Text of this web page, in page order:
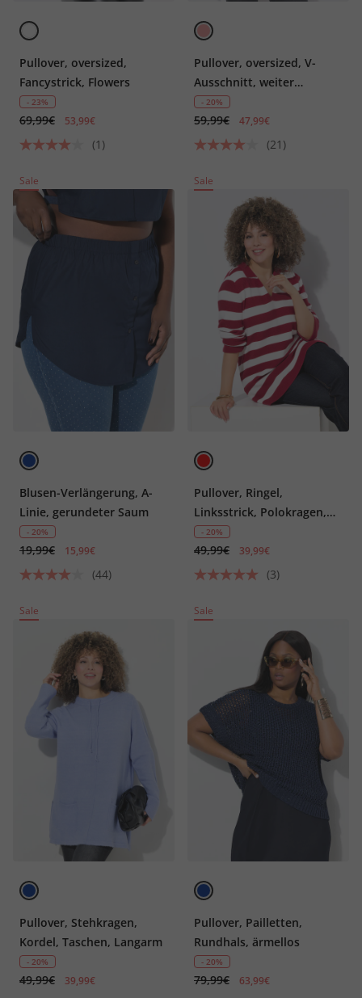
Pullover, oversized,
Fancystrick, Flowers
- 23%
69,99€ 53,99€
(1)
Pullover, oversized, V-
Ausschnitt, weiter
Langarm
- 20%
59,99€ 47,99€
(21)
Sale
Blusen-Verlängerung, A-
Linie, gerundeter Saum
- 20%
19,99€ 15,99€
(44)
Sale
Pullover, Ringel,
Linksstrick, Polokragen,
Langarm
- 20%
49,99€ 39,99€
(3)
Sale
Pullover, Stehkragen,
Kordel, Taschen, Langarm
- 20%
49,99€ 39,99€
Sale
Pullover, Pailletten,
Rundhals, ärmellos
- 20%
79,99€ 63,99€